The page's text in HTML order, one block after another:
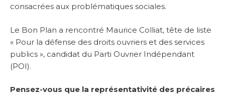
consacrées aux problématiques sociales.
Le Bon Plan a rencontré Maurice Colliat, tête de liste
« Pour la défense des droits ouvriers et des services
publics », candidat du Parti Ouvrier Indépendant
(POI).
Pensez-vous que la représentativité des précaires